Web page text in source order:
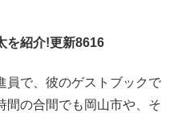
を紹介!更新8616
員で、彼のゲストブックで
間の合間でも岡山市や、そ